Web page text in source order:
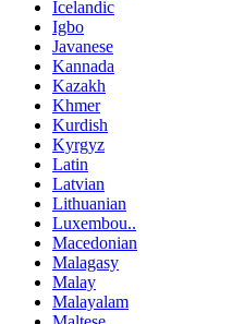
Icelandic
Igbo
Javanese
Kannada
Kazakh
Khmer
Kurdish
Kyrgyz
Latin
Latvian
Lithuanian
Luxembou..
Macedonian
Malagasy
Malay
Malayalam